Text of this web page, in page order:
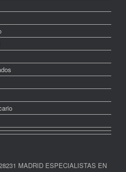
MADRID ESPECIALISTAS EN